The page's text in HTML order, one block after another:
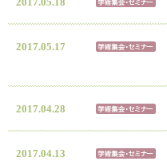
2017.05.17
2017.04.28
2017.04.13